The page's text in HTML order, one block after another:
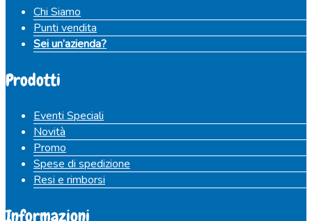
Chi Siamo
Punti vendita
Sei un’azienda?
Prodotti
Eventi Speciali
Novità
Promo
Spese di spedizione
Resi e rimborsi
Informazioni